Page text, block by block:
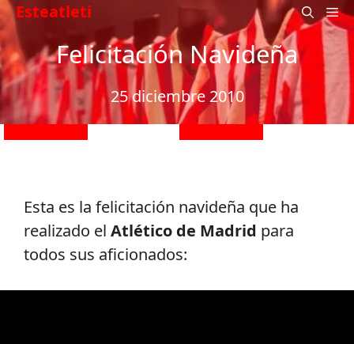
Saltar
al
contenido
Esteatleti
Felicitación Navideña
25 diciembre 2010
Esta es la felicitación navideña que ha
realizado el Atlético de Madrid para
todos sus aficionados: